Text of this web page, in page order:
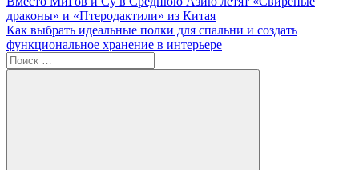
Навигация
по
записям
запись:
драконы» и «Птеродактили» из Китая
Следующая
запись:
Как выбрать идеальные полки для спальни и создать
функциональное хранение в интерьере
Поиск
для: